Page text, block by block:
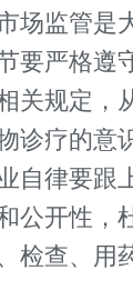
场监管是
要严格遵
关规定，
诊疗的意
自律要跟
公开性，
检查、用